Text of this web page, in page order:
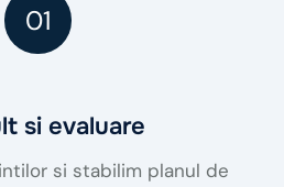
01
si evaluare
si stabilim planul de